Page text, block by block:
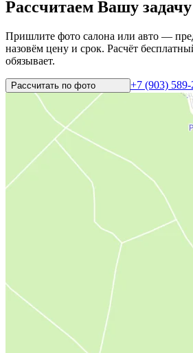
Рассчитаем Вашу задачу
Пришлите фото салона или авто —
назовём цену и срок. Расчёт
обязывает.
Рассчитать по фото +7 (903) 589-